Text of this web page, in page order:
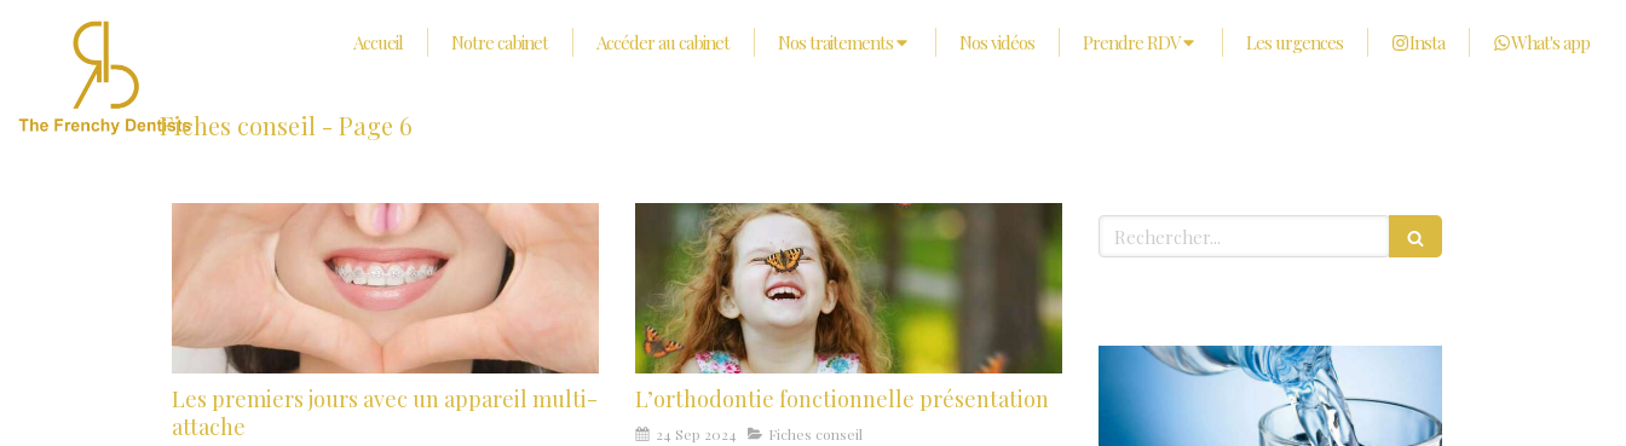
Accueil Notre cabinet Accéder au cabinet Nos traitements Nos vidéos Prendre RDV Les urgences Insta What's app
Fiches conseil - Page 6
Les premiers jours avec un appareil multi-
attache
L’orthodontie fonctionnelle présentation
24 Sep 2024 Fiches conseil
Rechercher